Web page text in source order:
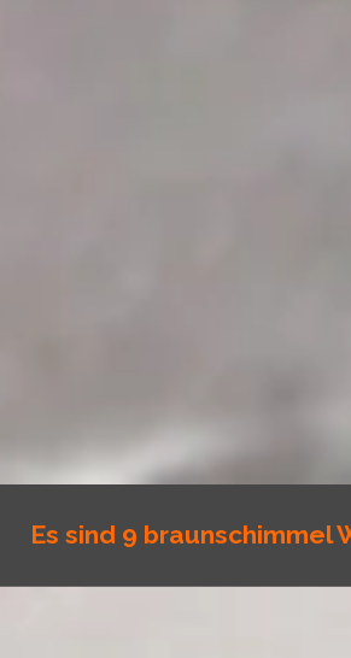
Es sind 9 braunschimmel